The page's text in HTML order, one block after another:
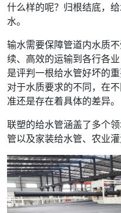
什么样的呢？归根结底，
水。
输水需要保障管道内水质
续、高效的运输到各行各
是评判一根给水管好坏的
对于水质要求的不同，在
准还是存在着具体的差异。
联塑的给水管涵盖了多个
管以及家装给水管、农业灌